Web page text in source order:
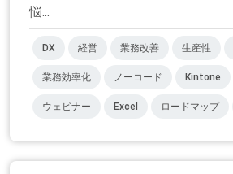
悩...
DX 経営 業務改善 生産性
業務効率化 ノーコード Kintone
ウェビナー Excel ロードマップ